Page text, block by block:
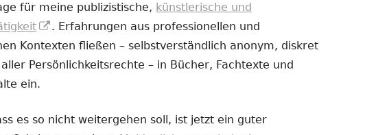
für meine publizistische, künstlerische und
In
neuem
Fenster
. Erfahrungen aus professionellen und
Kontexten fließen – selbstverständlich anonym, diskret
Persönlichkeitsrechte – in Bücher, Fachtexte und
ein.
es so nicht weitergehen soll, ist jetzt ein guter